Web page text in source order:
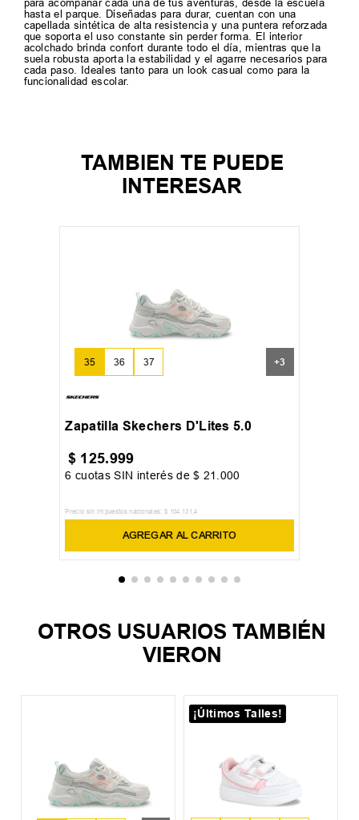
hasta el parque. Diseñadas para durar, cuentan con una
capellada sintética de alta resistencia y una puntera reforzada
que soporta el uso constante sin perder forma. El interior
acolchado brinda confort durante todo el día, mientras que la
suela robusta aporta la estabilidad y el agarre necesarios para
cada paso. Ideales tanto para un look casual como para la
funcionalidad escolar.
TAMBIEN TE PUEDE
INTERESAR
35 36 37 +3
Zapatilla Skechers D'Lites 5.0
$ 125.999
6 cuotas SIN interés de$ 21 000
Precio sin impuestos nacionales: $ 104 131 ,4
AGREGAR AL CARRITO
OTROS USUARIOS TAMBIÉN
VIERON
¡Últimos Talles!